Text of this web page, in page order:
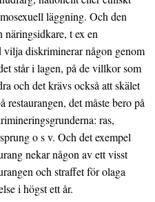
läggning. Och den
näringsidkare, t ex en
vilja diskriminerar någon genom
står i lagen, på de villkor som
och det krävs också att skälet
det måste bero på
ras,
o s v. Och det exempel
nekar någon av ett visst
och straffet för olaga
i högst ett år.